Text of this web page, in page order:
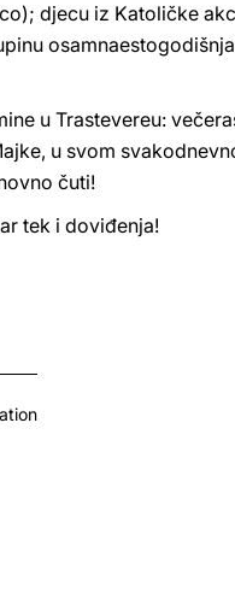
djecu iz Katoličke
u Trastevereu:
u svom
čuti!
tek i doviđenja!